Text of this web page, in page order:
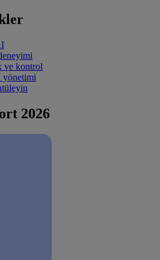
ve kontrol
yönetimi
2026